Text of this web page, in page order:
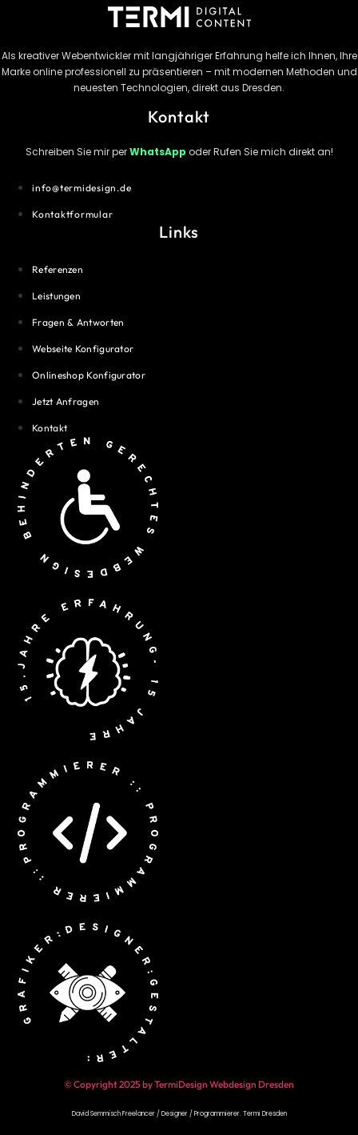
Als kreativer Webentwickler mit langjähriger Erfahrung helfe ich Ihnen, Ihre
Marke online professionell zu präsentieren – mit modernen Methoden und
neuesten Technologien, direkt aus Dresden.
Kontakt
Schreiben Sie mir perWhatsApp oder Rufen Sie mich direkt an!
info@termidesign.de
Kontaktformular
Links
Referenzen
Leistungen
Fragen & Antworten
Webseite Konfigurator
Onlineshop Konfigurator
Jetzt Anfragen
Kontakt
© Copyright 2025 by TermiDesign Webdesign Dresden
David Semmisch Freelancer / Designer / Programmierer.Termi Dresden